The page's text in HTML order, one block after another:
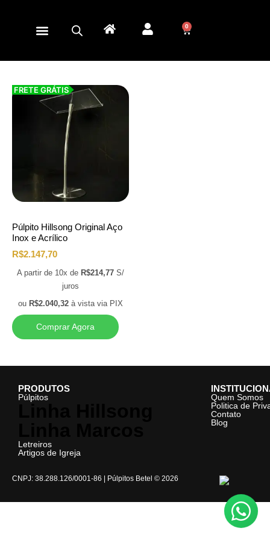
0
FRETE GRÁTIS
Púlpito Hillsong Original Aço
Inox e Acrílico
R$2.147,70
A partir de 10x de R$214,77 S/
juros
ou R$2.040,32 à vista via PIX
Comprar Agora
PRODUTOS
Púlpitos
Letreiros
Artigos de Igreja
Quem Somos
Politica de
Contato
Blog
CNPJ: 38.288.126/0001-86 | Púlpitos Betel © 2026